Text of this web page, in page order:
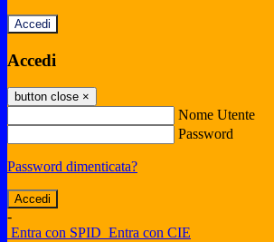
Accedi
Accedi
button close ×
Nome Utente
Password
Password dimenticata?
-
Entra con SPID Entra con CIE